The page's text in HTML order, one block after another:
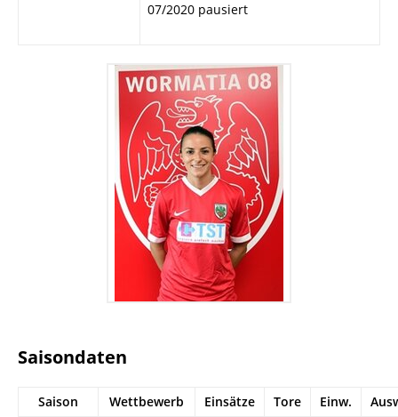
07/2020 pausiert
Saisondaten
Saison Wettbewerb Einsätze Tore Einw.